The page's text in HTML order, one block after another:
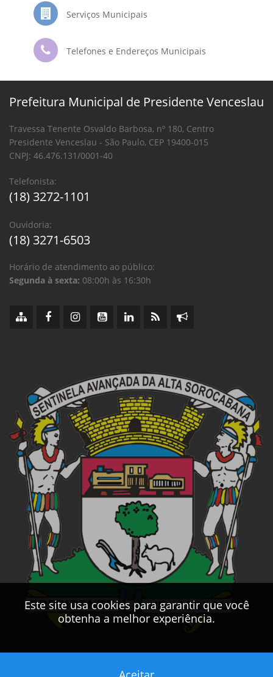
Serviços Municipais
Telefones e Endereços Municipais
Este site usa cookies para garantir que você
obtenha a melhor experiência.
Prefeitura Municipal de Presidente Venceslau
Travessa Tenente Osvaldo Barbosa, nº 180, Centro
Presidente Venceslau - São Paulo, CEP 19400-015
CNPJ: 46.476.131/0001-40
Telefonista:
(18) 3272-1101
Ouvidoria:
(18) 3271-6503
Horário de atendimento ao público:
Segunda à sexta: 08:00h às 16:30h